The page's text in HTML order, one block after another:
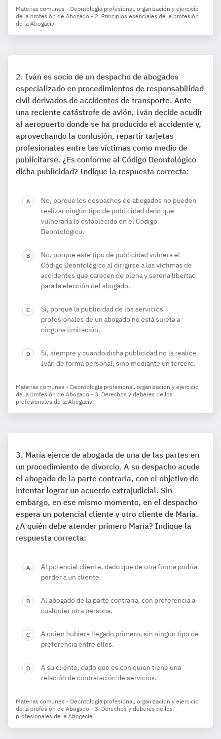
Materias comunes - Deontología profesional, organización y ejercicio
de la profesión de Abogado - 2. Principios esenciales de la profesión
de la Abogacía.
Iván es socio de un despacho de abogados
especializado en procedimientos de responsabilidad
civil derivados de accidentes de transporte. Ante
una reciente catástrofe de avión, Iván decide acudir
al aeropuerto donde se ha producido el accidente y,
aprovechando la confusión, repartir tarjetas
profesionales entre las víctimas como medio de
publicitarse. ¿Es conforme al Código Deontológico
dicha publicidad? Indique la respuesta correcta:
No, porque los despachos de abogados no pueden
realizar ningún tipo de publicidad dado que
vulneraría lo establecido en el Código
Deontológico.
No, porque este tipo de publicidad vulnera el
Código Deontológico al dirigirse a las víctimas de
accidentes que carecen de plena y serena libertad
para la elección del abogado.
Sí, porque la publicidad de los servicios
profesionales de un abogado no está sujeta a
ninguna limitación.
Sí, siempre y cuando dicha publicidad no la realice
Iván de forma personal, sino mediante un tercero.
Materias comunes - Deontología profesional, organización y ejercicio
de la profesión de Abogado - 3. Derechos y deberes de los
profesionales de la Abogacía.
María ejerce de abogada de una de las partes en
un procedimiento de divorcio. A su despacho acude
el abogado de la parte contraria, con el objetivo de
intentar lograr un acuerdo extrajudicial. Sin
embargo, en ese mismo momento, en el despacho
espera un potencial cliente y otro cliente de María.
¿A quién debe atender primero María? Indique la
respuesta correcta:
Al potencial cliente, dado que de otra forma podría
perder a un cliente.
Al abogado de la parte contraria, con preferencia a
cualquier otra persona.
A quien hubiera llegado primero, sin ningún tipo de
preferencia entre ellos.
A su cliente, dado que es con quien tiene una
relación de contratación de servicios.
Materias comunes - Deontología profesional, organización y ejercicio
de la profesión de Abogado - 3. Derechos y deberes de los
profesionales de la Abogacía.